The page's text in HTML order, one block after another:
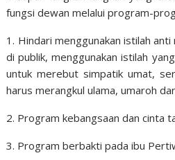
fungsi dewan melalui program-
1. Hindari menggunakan istilah
di publik, menggunakan istilah
untuk merebut simpatik umat,
harus merangkul ulama, umaroh
2. Program kebangsaan dan cinta
3. Program berbakti pada ibu